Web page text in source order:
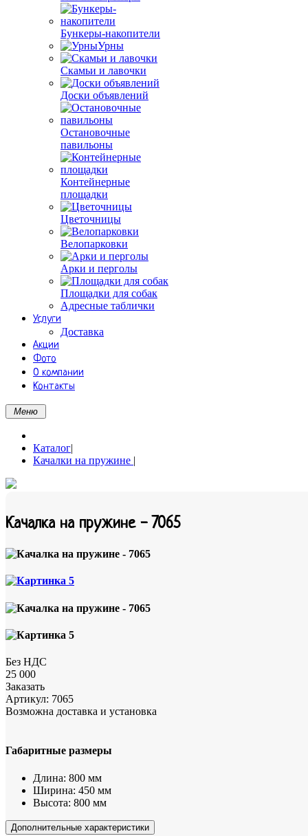
Бункеры-накопители
Урны
Скамьи и лавочки
Доски объявлений
Остановочные
павильоны
Контейнерные
площадки
Цветочницы
Велопарковки
Арки и перголы
Площадки для собак
Адресные таблички
Услуги
Доставка
Акции
Фото
О компании
Контакты
Меню
Каталог|
Качалки на пружине |
Качалка на пружине - 7065
Без НДС
25 000
Заказать
Артикул: 7065
Возможна доставка и установка
Габаритные размеры
Длина: 800 мм
Ширина: 450 мм
Высота: 800 мм
Дополнительные характеристики